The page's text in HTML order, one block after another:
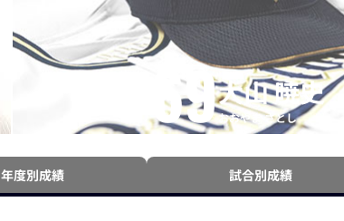
69大山 暁史
おおやま さとし
年度別成績 試合別成績